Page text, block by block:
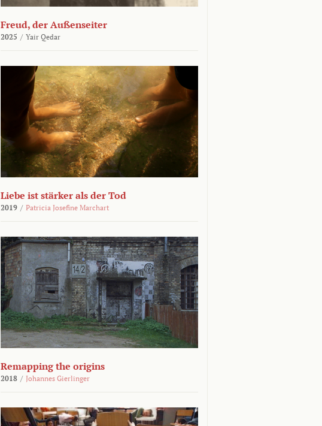
Freud, der Außenseiter
2025 / Yair Qedar
Liebe ist stärker als der Tod
2019 / Patricia Josefine Marchart
Remapping the origins
2018 / Johannes Gierlinger